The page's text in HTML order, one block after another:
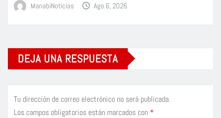
ManabiNoticias Ago 6, 2026
DEJA UNA RESPUESTA
Tu dirección de correo electrónico no será publicada.
Los campos obligatorios están marcados con *